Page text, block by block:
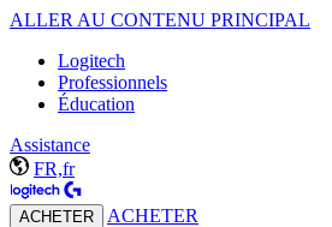
ALLER AU CONTENU PRINCIPAL
Logitech
Professionnels
Éducation
Assistance
FR,fr
ACHETER ACHETER